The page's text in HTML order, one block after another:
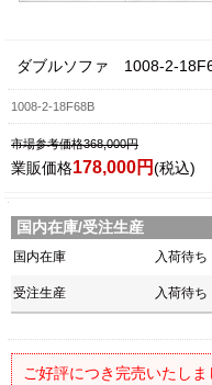
ダブルソファ 1008-2-
1008-2-18F68B
市場参考価格368,000円
業販価格178,000円(税込)
国内在庫/受注生産
国内在庫 入荷待ち
受注生産 入荷待ち
ご好評につき完売いたしま